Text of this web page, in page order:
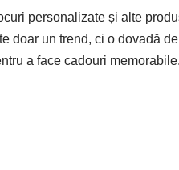
personalizate și alte
doar un trend, ci o dovadă
a face cadouri memorabile.